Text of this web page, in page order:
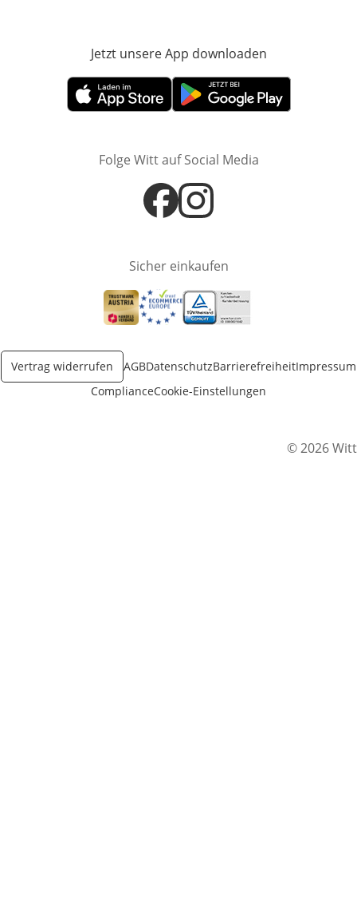
Jetzt unsere App downloaden
Öffnet in neuem FensterÖffnet in neuem Fenster
Folge Witt auf Social Media
Öffnet in neuem Fenster
Öffnet in neuem Fenster
Sicher einkaufen
Öffnet in neuem Fenster
Öffnet in neuem Fenster
Öffnet in neuem Fenster
Vertrag widerrufen AGBDatenschutzBarrierefreiheitImpressum
ComplianceCookie-Einstellungen
© 2026 Witt